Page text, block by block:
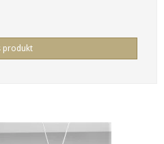
produkt